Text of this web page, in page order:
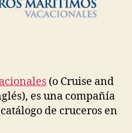
(o Cruise and
es una compañía
de cruceros en